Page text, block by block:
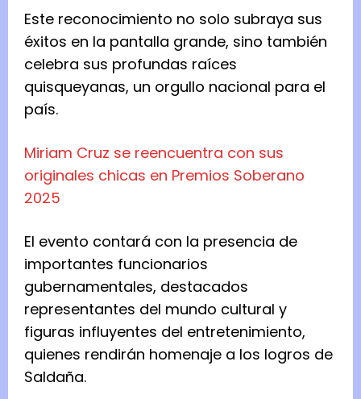
Este reconocimiento no solo subraya sus
éxitos en la pantalla grande, sino también
celebra sus profundas raíces
quisqueyanas, un orgullo nacional para el
país.
Miriam Cruz se reencuentra con sus
originales chicas en Premios Soberano
2025
El evento contará con la presencia de
importantes funcionarios
gubernamentales, destacados
representantes del mundo cultural y
figuras influyentes del entretenimiento,
quienes rendirán homenaje a los logros de
Saldaña.